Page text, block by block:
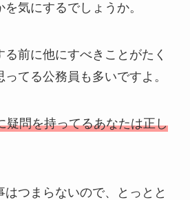
気にするでしょうか。
前に他にすべきことがたく
てる公務員も多いですよ。
疑問を持ってるあなたは正し
つまらないので、とっとと